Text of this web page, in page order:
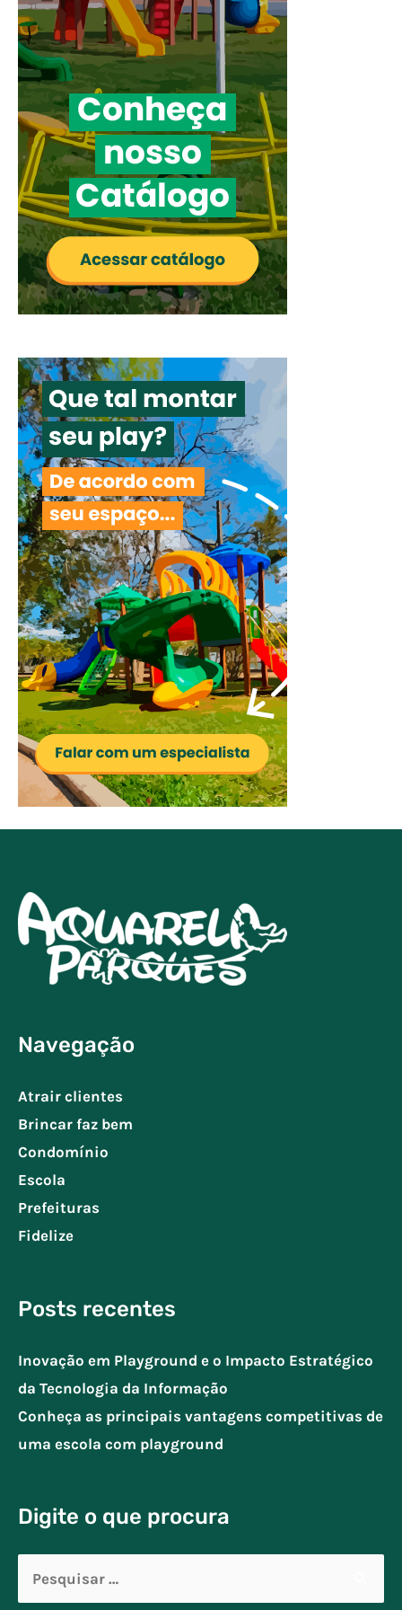
Navegação
Atrair clientes
Brincar faz bem
Condomínio
Escola
Prefeituras
Fidelize
Posts recentes
Inovação em Playground e o Impacto Estratégico
da Tecnologia da Informação
Conheça as principais vantagens competitivas de
uma escola com playground
Digite o que procura